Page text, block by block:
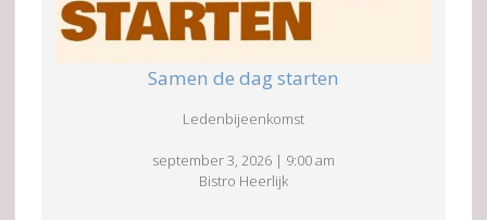
Samen de dag starten
Ledenbijeenkomst
september 3, 2026 | 9:00 am
Bistro Heerlijk